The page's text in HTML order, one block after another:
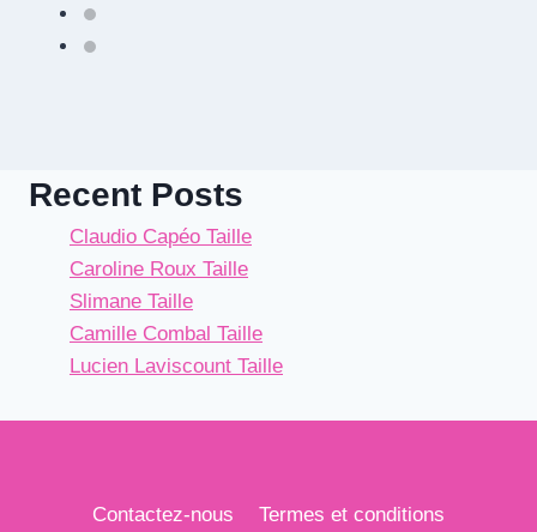
Recent Posts
Claudio Capéo Taille
Caroline Roux Taille
Slimane Taille
Camille Combal Taille
Lucien Laviscount Taille
Contactez-nous
Termes et conditions